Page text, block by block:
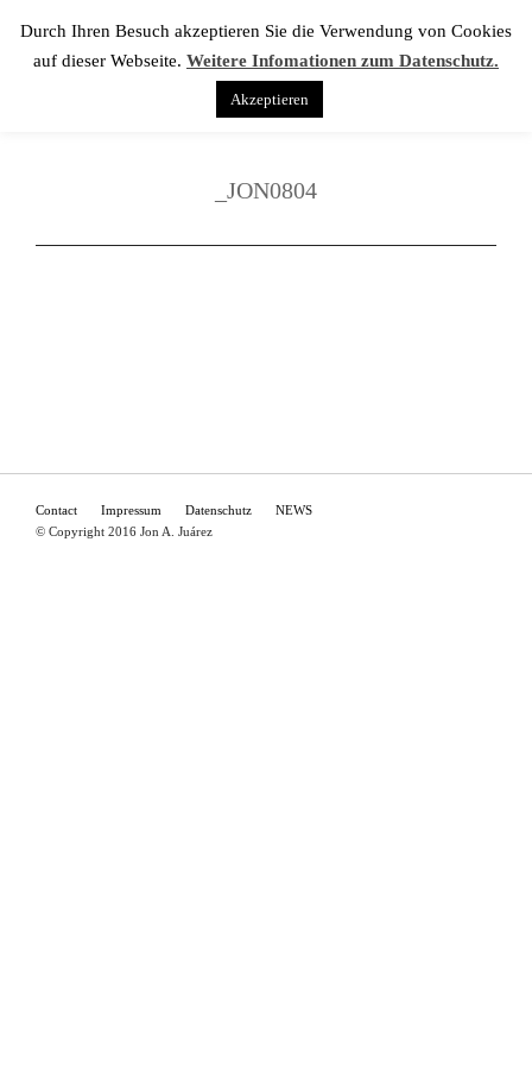
_JON0804
Contact Impressum Datenschutz
NEWS
© Copyright 2016 Jon A. Juárez
Durch Ihren Besuch akzeptieren Sie die Verwendung von Cookies
auf dieser Webseite. Weitere Infomationen zum Datenschutz.
Akzeptieren